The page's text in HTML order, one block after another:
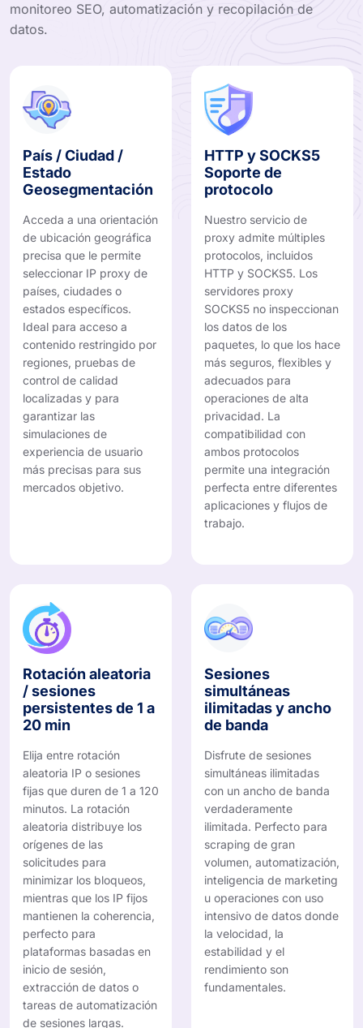
monitoreo SEO, automatización y recopilación de
datos.
País / Ciudad /
Estado
Geosegmentación
Acceda a una orientación
de ubicación geográfica
precisa que le permite
seleccionar IP proxy de
países, ciudades o
estados específicos.
Ideal para acceso a
contenido restringido por
regiones, pruebas de
control de calidad
localizadas y para
garantizar las
simulaciones de
experiencia de usuario
más precisas para sus
mercados objetivo.
HTTP y SOCKS5
Soporte de
protocolo
Nuestro servicio de
proxy admite múltiples
protocolos, incluidos
HTTP y SOCKS5. Los
servidores proxy
SOCKS5 no inspeccionan
los datos de los
paquetes, lo que los hace
más seguros, flexibles y
adecuados para
operaciones de alta
privacidad. La
compatibilidad con
ambos protocolos
permite una integración
perfecta entre diferentes
aplicaciones y flujos de
trabajo.
Rotación aleatoria
/ sesiones
persistentes de 1 a
20 min
Elija entre rotación
aleatoria IP o sesiones
fijas que duren de 1 a 120
minutos. La rotación
aleatoria distribuye los
orígenes de las
solicitudes para
minimizar los bloqueos,
mientras que los IP fijos
mantienen la coherencia,
perfecto para
plataformas basadas en
inicio de sesión,
extracción de datos o
tareas de automatización
de sesiones largas.
Sesiones
simultáneas
ilimitadas y ancho
de banda
Disfrute de sesiones
simultáneas ilimitadas
con un ancho de banda
verdaderamente
ilimitada. Perfecto para
scraping de gran
volumen, automatización,
inteligencia de marketing
u operaciones con uso
intensivo de datos donde
la velocidad, la
estabilidad y el
rendimiento son
fundamentales.